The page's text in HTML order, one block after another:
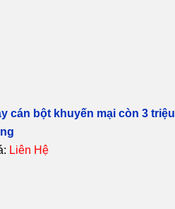
cán bột khuyến mại còn 3 triệu
Liên Hệ